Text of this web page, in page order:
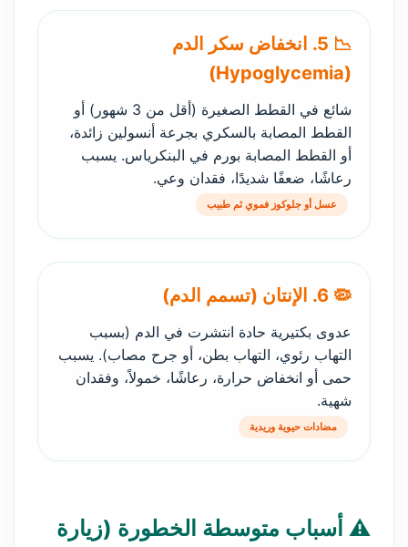
📉 5. انخفاض سكر الدم
(Hypoglycemia)
شائع في القطط الصغيرة (أقل من 3 شهور) أو
القطط المصابة بالسكري بجرعة أنسولين زائدة،
أو القطط المصابة بورم في البنكرياس. يسبب
رعاشًا، ضعفًا شديدًا، فقدان وعي.
عسل أو جلوكوز فموي ثم طبيب
🦠 6. الإنتان (تسمم الدم)
عدوى بكتيرية حادة انتشرت في الدم (بسبب
التهاب رئوي، التهاب بطن، أو جرح مصاب). يسبب
حمى أو انخفاض حرارة، رعاشًا، خمولاً، وفقدان
شهية.
مضادات حيوية وريدية
⚠️ أسباب متوسطة الخطورة (زيارة